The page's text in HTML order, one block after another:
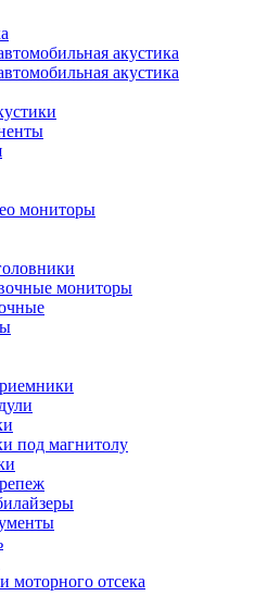
акустика
акустика
мониторы
мониторы
под магнитолу
моторного отсека